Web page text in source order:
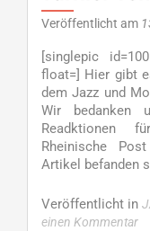
Veröffentlicht am
[singlepic
float=] Hier gibt
dem Jazz und
Wir bedanken
Readktionen
Rheinische
Artikel befanden
Veröffentlicht in
einen Kommentar